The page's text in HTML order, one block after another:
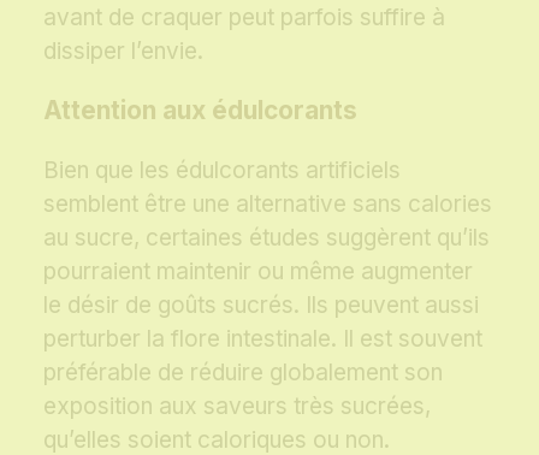
avant de craquer peut parfois suffire à
dissiper l’envie.
Attention aux édulcorants
Bien que les édulcorants artificiels
semblent être une alternative sans calories
au sucre, certaines études suggèrent qu’ils
pourraient maintenir ou même augmenter
le désir de goûts sucrés. Ils peuvent aussi
perturber la flore intestinale. Il est souvent
préférable de réduire globalement son
exposition aux saveurs très sucrées,
qu’elles soient caloriques ou non.